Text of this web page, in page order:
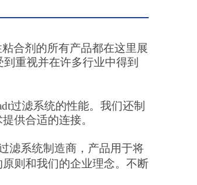
合剂的所有产品都在这里展
重视并在许多行业中得到
过滤系统的性能。我们还制
供合适的连接。
滤系统制造商，产品用于将
则和我们的企业理念。不断